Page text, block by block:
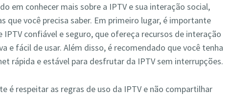
em conhecer mais sobre a IPTV e sua interação social,
que você precisa saber. Em primeiro lugar, é importante
IPTV confiável e seguro, que ofereça recursos de interação
e fácil de usar. Além disso, é recomendado que você tenha
rápida e estável para desfrutar da IPTV sem interrupções.
é respeitar as regras de uso da IPTV e não compartilhar